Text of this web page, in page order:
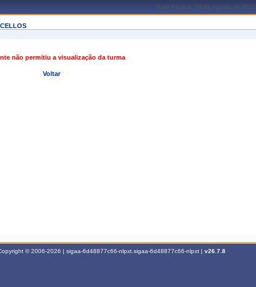
João Pessoa, 08 de Agosto de 2026
não permitiu a visualização da turma
Voltar
© 2006-2026 | sigaa-6d48877c66-nlpxt.sigaa-6d48877c66-nlpxt | v26.7.8